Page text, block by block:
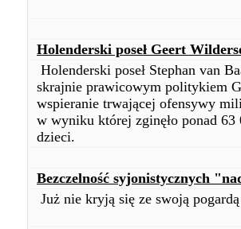
Holenderski poseł Geert
Holenderski poseł Stephan van
skrajnie prawicowym politykiem
wspieranie trwającej ofensywy
w wyniku której zginęło ponad
dzieci.
Bezczelność syjonistycznych
Już nie kryją się ze swoją